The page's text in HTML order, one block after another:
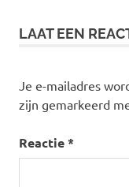
1
LAAT EEN
Je e-mailadres
zijn gemarkeerd
Reactie*